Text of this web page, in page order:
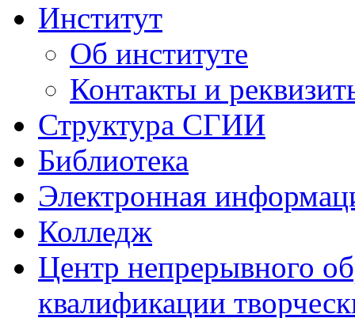
Институт
Об институте
Контакты и
Структура СГИИ
Библиотека
Электронная
Колледж
Центр непрерывного
квалификации